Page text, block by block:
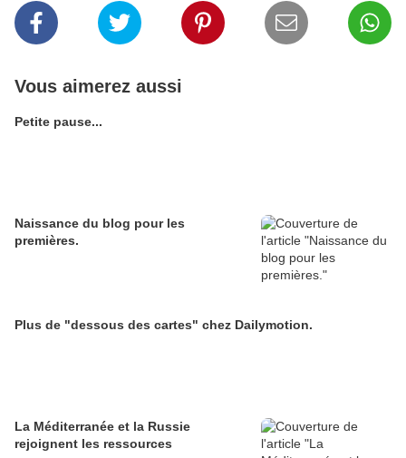
Vous aimerez aussi
Petite pause...
Naissance du blog pour les
premières.
Plus de "dessous des cartes" chez Dailymotion.
La Méditerranée et la Russie
rejoignent les ressources